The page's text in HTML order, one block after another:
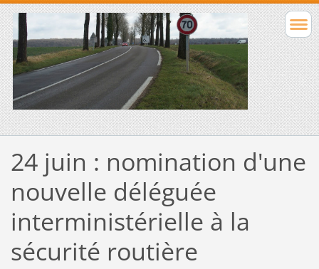
24 juin : nomination d'une
nouvelle déléguée
interministérielle à la
sécurité routière